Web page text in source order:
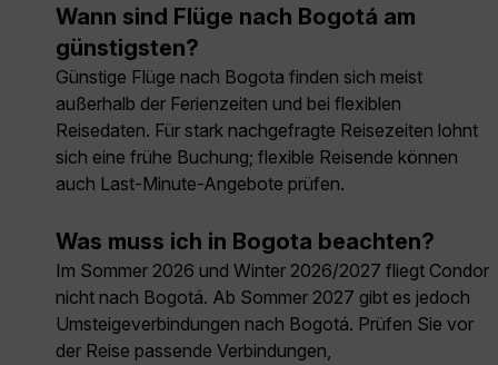
Wann sind Flüge nach Bogotá am
günstigsten?
Günstige Flüge nach Bogota finden sich meist
außerhalb der Ferienzeiten und bei flexiblen
Reisedaten. Für stark nachgefragte Reisezeiten lohnt
sich eine frühe Buchung; flexible Reisende können
auch Last-Minute-Angebote prüfen.
Was muss ich in Bogota beachten?
Im Sommer 2026 und Winter 2026/2027 fliegt Condor
nicht nach Bogotá. Ab Sommer 2027 gibt es jedoch
Umsteigeverbindungen nach Bogotá. Prüfen Sie vor
der Reise passende Verbindungen,